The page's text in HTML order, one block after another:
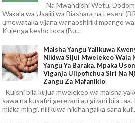
Na Mwandishi Wetu,
Wakala wa Usajili wa Biashara na Leseni
umewataka vijana wanaoshiriki mpango wa
Kujenga kesho bora (Bu...
Maisha Yangu Yalikuwa
Nikiwa Sijui Mwelekeo Wala
Yangu Ya Baraka, Mpaka
Viganja Ulipofichua Siri Na
Zangu Za Mafanikio
Kuishi bila kujua mwelekeo wa maisha
sawa na kusafiri gerezani au gizani bila taa.
miaka mingi, nilikuwa nikihangaika sana